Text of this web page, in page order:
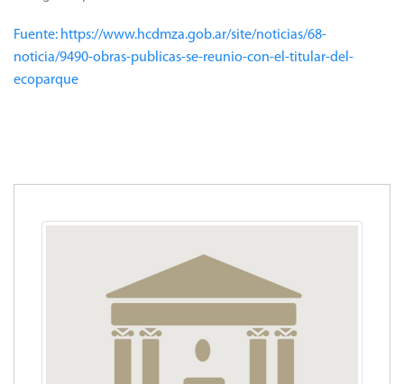
Fuente: https://www.hcdmza.gob.ar/site/noticias/68-
noticia/9490-obras-publicas-se-reunio-con-el-titular-del-
ecoparque